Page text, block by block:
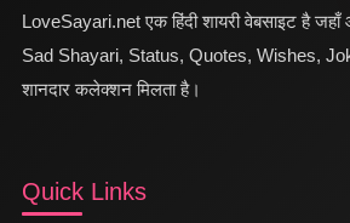
LoveSayari.net एक हिंदी शायरी वेबसाइट है
Sad Shayari, Status, Quotes, Wishes,
शानदार कलेक्शन मिलता है।
Quick Links